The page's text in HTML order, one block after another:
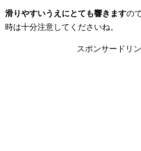
滑りやすいうえにとても響きますの
時は十分注意してくださいね。
スポンサードリ